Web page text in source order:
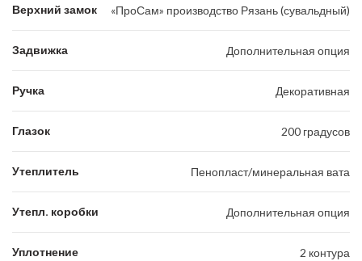
Верхний замок «ПроСам» производство Рязань (сувальдный)
Задвижка Дополнительная опция
Ручка Декоративная
Глазок 200 градусов
Утеплитель Пенопласт/минеральная вата
Утепл. коробки Дополнительная опция
Уплотнение 2 контура